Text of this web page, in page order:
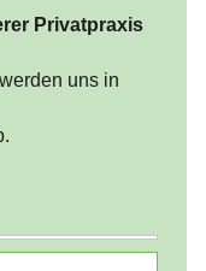
Privatpraxis
uns in